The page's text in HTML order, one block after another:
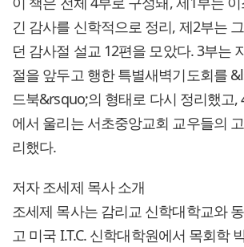
긴 감사를 신학적으로 정리, 제2부는
던 감사절 설교 12편을 모았다. 3부는
절을 앞두고 행한 특별새벽기도회를
드북&rsquo;의 형태로 다시 정리했고,
에서 울리는 서초중앙교회 교우들의
리했다.
저자 조세제 목사 소개
조세제 목사는 감리교 신학대학교와
고 미국 I.T.C. 신학대학원에서 목회학